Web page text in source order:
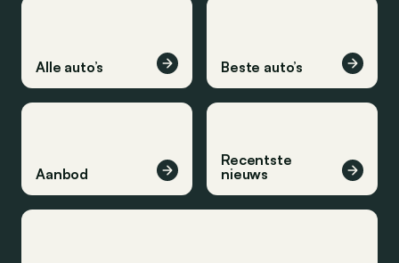
Alle auto’s Beste auto’s
Aanbod
Recentste
nieuws